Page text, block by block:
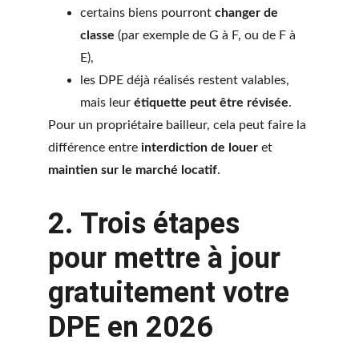
certains biens pourront changer de
classe (par exemple de G à F, ou de F à
E),
les DPE déjà réalisés restent valables,
mais leur étiquette peut être révisée.
Pour un propriétaire bailleur, cela peut faire la
différence entre interdiction de louer et
maintien sur le marché locatif.
2. Trois étapes
pour mettre à jour
gratuitement votre
DPE en 2026